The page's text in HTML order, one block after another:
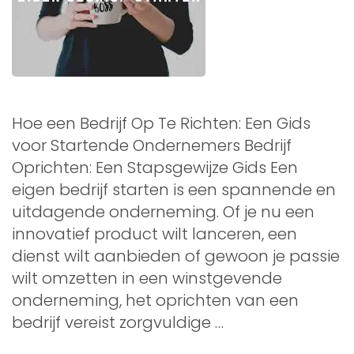
Hoe een Bedrijf Op Te Richten: Een Gids
voor Startende Ondernemers Bedrijf
Oprichten: Een Stapsgewijze Gids Een
eigen bedrijf starten is een spannende en
uitdagende onderneming. Of je nu een
innovatief product wilt lanceren, een
dienst wilt aanbieden of gewoon je passie
wilt omzetten in een winstgevende
onderneming, het oprichten van een
bedrijf vereist zorgvuldige …